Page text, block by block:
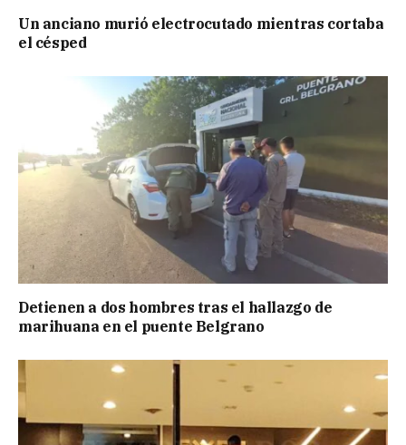
Un anciano murió electrocutado mientras cortaba
el césped
Detienen a dos hombres tras el hallazgo de
marihuana en el puente Belgrano